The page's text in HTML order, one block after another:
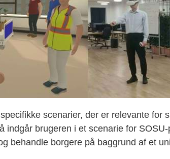
scenarier, der er relevante for
indgår brugeren i et scenarie for
behandle borgere på baggrund af et